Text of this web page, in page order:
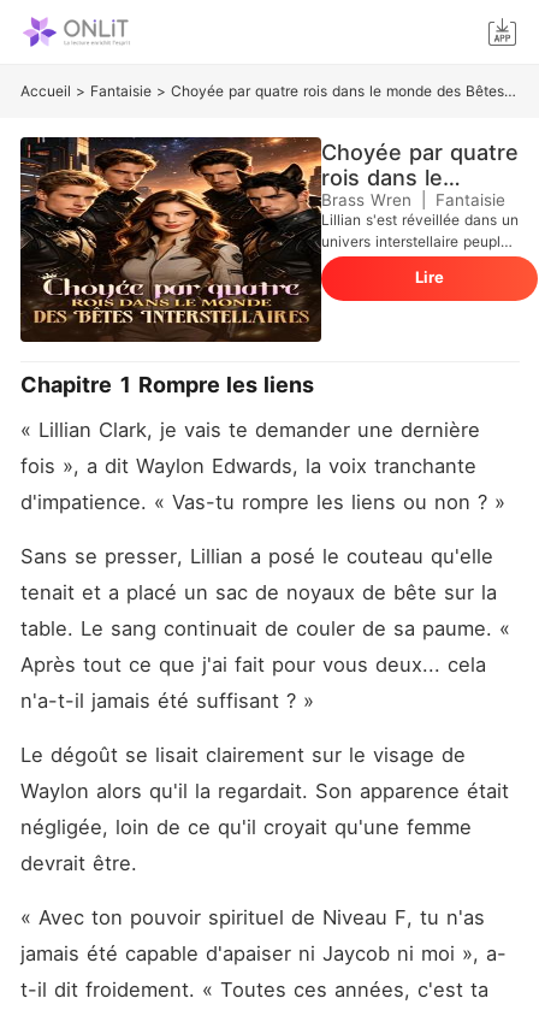
Accueil > Fantaisie > Choyée par quatre rois dans le monde des Bêtes Interstellaires
Choyée par quatre
rois dans le
monde des Bêtes
Interstellaires
Brass Wren Fantaisie
Lillian s'est réveillée dans un
univers interstellaire peuplé
de bêtes-garous et s'est
rendu compte qu'elle n'était
qu'une ratée. La bonne
celle que tout le monde
méprisait. Constamment
comparée à sa sœur
talentueuse, elle a vu son
volé et ses quatre suivants
la rejeter sans pitié. Le
premier compagnon était le
leur toute première
rencontre, il a prévenu Lillian
qu'il ne restait que le temps
soit entre eux. Le deuxième
compagnon était un Triton. Il
l'a regardée une fois et a dit
qu'il n'avait aucun intérêt
rompe leur lien elle-même.
était l'ancêtre Vampire âgé
de plus de mille ans. Il a
admis admirer sa sœur à la
Lire
Chapitre 1 Rompre les liens
« Lillian Clark, je vais te demander une dernière
fois », a dit Waylon Edwards, la voix tranchante
d'impatience. « Vas-tu rompre les liens ou non ? »
Sans se presser, Lillian a posé le couteau qu'elle
tenait et a placé un sac de noyaux de bête sur la
table. Le sang continuait de couler de sa paume. «
Après tout ce que j'ai fait pour vous deux... cela
n'a-t-il jamais été suffisant ? »
Le dégoût se lisait clairement sur le visage de
Waylon alors qu'il la regardait. Son apparence était
négligée, loin de ce qu'il croyait qu'une femme
devrait être.
« Avec ton pouvoir spirituel de Niveau F, tu n'as
jamais été capable d'apaiser ni Jaycob ni moi », a-
t-il dit froidement. « Toutes ces années, c'est ta